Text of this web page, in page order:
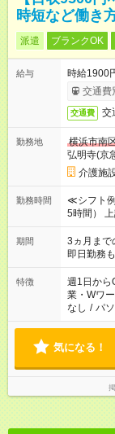
時短など働き
派遣 ブランクOK
給与
時給1900
交通費
交通費 交
勤務地
横浜市南
弘明寺(京
介護施
勤務時間
≪シフト
5時間） 上記シフト以外にも、早朝や深夜など希望の時間帯お聞
かせくだ
心くださ
期間
3ヵ月ま
即日勤務
特徴 週1日から
業・Wワ
なし / パ
気になる！